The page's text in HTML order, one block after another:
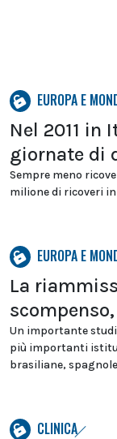
EUROPA E
Nel 2011 in
giornate di
Sempre meno
milione di ricoveri
EUROPA E
La
Un importante
più importanti
brasiliane,
CLINICA